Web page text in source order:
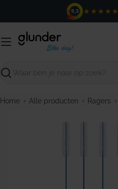
inhoud
9,3 ★★★★★
Zoeken
Home › Alle producten › Ragers ›